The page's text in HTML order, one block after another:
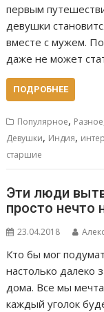
первым
девушки
вместе с мужем.
даже не может
ПОДРОБНЕЕ
Популярное, Разное
Девушки, Индия,
старшие
Эти люди
просто нечто
23.04.2018
Кто бы мог
настолько далеко
дома. Все мы
каждый уголок